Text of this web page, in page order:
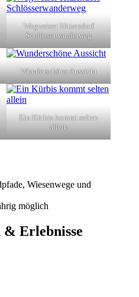
Wegweiser Hitzendorf
Schlösserwanderweg
Wunderschöne Aussicht
Ein Kürbis kommt selten
allein
Wiesenwege und
möglich
& Erlebnisse